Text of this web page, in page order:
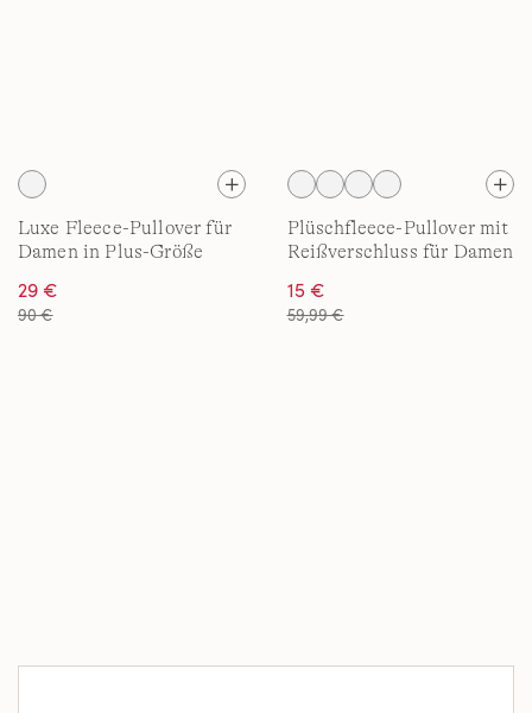
Luxe Fleece-Pullover für
Damen in Plus-Größe
29 €
90 €
Plüschfleece-Pullover mit
Reißverschluss für Damen
15 €
59,99 €